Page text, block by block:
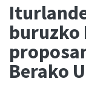
buruzko
Berako